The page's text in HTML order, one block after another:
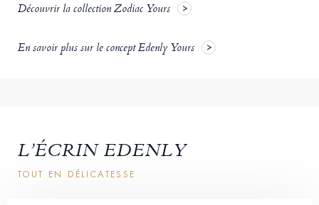
Découvrir la collection Zodiac Yours
En savoir plus sur le concept Edenly Yours
L’ÉCRIN EDENLY
TOUT EN DÉLICATESSE